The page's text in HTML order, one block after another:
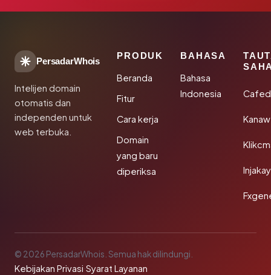
PersadarWhois
Intelijen domain
otomatis dan
independen untuk
web terbuka.
PRODUK
Beranda
Fitur
Cara kerja
Domain
yang baru
diperiksa
BAHASA
Bahasa
Indonesia
© 2026 PersadarWhois. Semua hak dilindungi.
Kebijakan Privasi·Syarat Layanan